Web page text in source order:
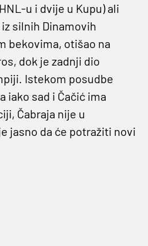
u i dvije u Kupu) ali
silnih Dinamovih
bekovima, otišao na
dok je zadnji dio
Istekom posudbe
iako sad i Čačić ima
Čabraja nije u
jasno da će potražiti novi